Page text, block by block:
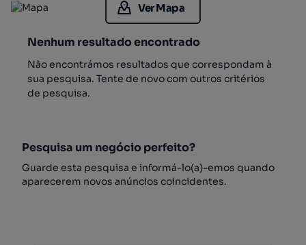
Ver Mapa
Nenhum resultado encontrado
Não encontrámos resultados que correspondam à
sua pesquisa. Tente de novo com outros critérios
de pesquisa.
Pesquisa um negócio perfeito?
Guarde esta pesquisa e informá-lo(a)-emos quando
aparecerem novos anúncios coincidentes.